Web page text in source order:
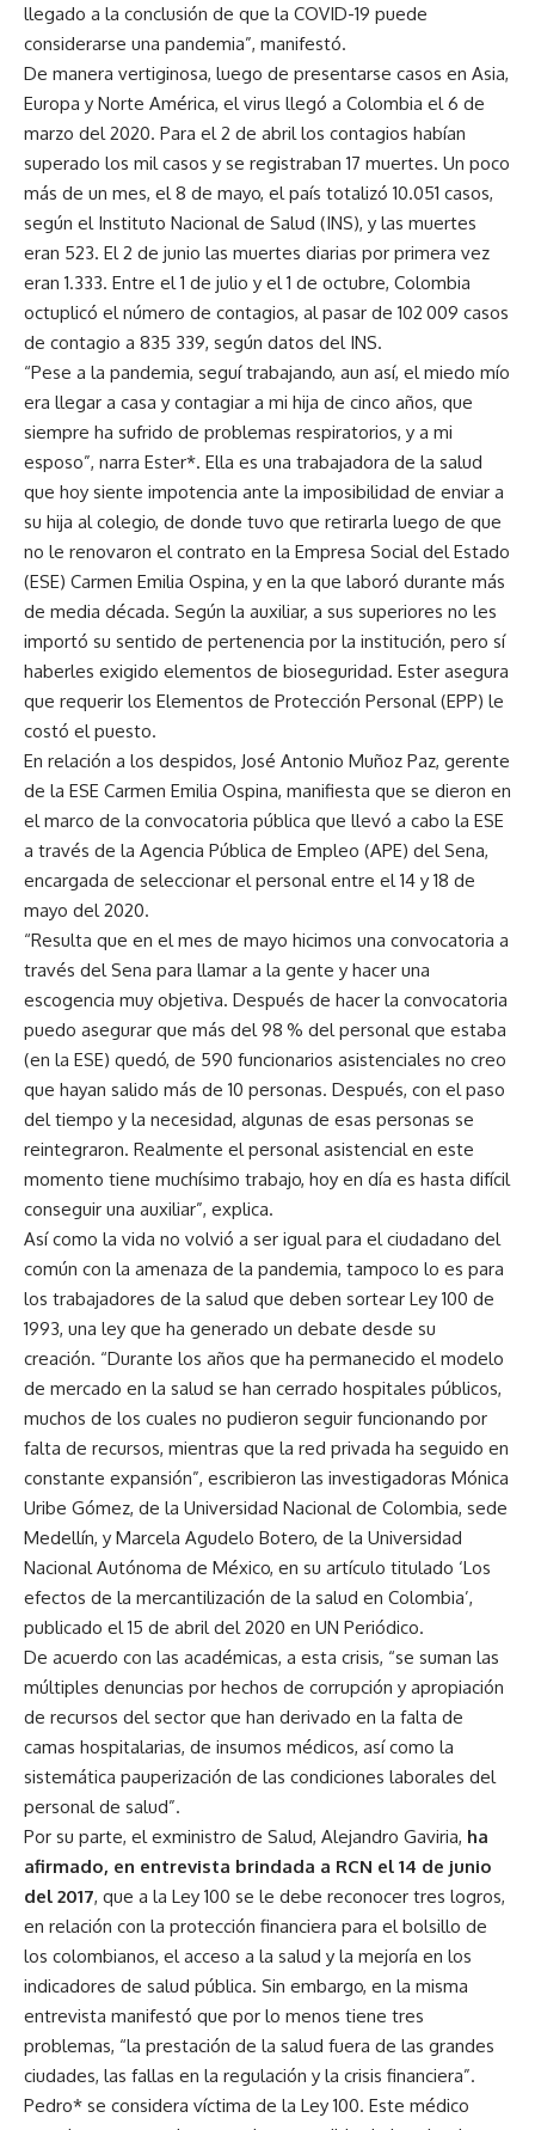
llegado a la conclusión de que la COVID-19 puede
considerarse una pandemia”, manifestó.
De manera vertiginosa, luego de presentarse casos en Asia,
Europa y Norte América, el virus llegó a Colombia el 6 de
marzo del 2020. Para el 2 de abril los contagios habían
superado los mil casos y se registraban 17 muertes. Un poco
más de un mes, el 8 de mayo, el país totalizó 10.051 casos,
según el Instituto Nacional de Salud (INS), y las muertes
eran 523. El 2 de junio las muertes diarias por primera vez
eran 1.333. Entre el 1 de julio y el 1 de octubre, Colombia
octuplicó el número de contagios, al pasar de 102 009 casos
de contagio a 835 339, según datos del INS.
“Pese a la pandemia, seguí trabajando, aun así, el miedo mío
era llegar a casa y contagiar a mi hija de cinco años, que
siempre ha sufrido de problemas respiratorios, y a mi
esposo”, narra Ester*. Ella es una trabajadora de la salud
que hoy siente impotencia ante la imposibilidad de enviar a
su hija al colegio, de donde tuvo que retirarla luego de que
no le renovaron el contrato en la Empresa Social del Estado
(ESE) Carmen Emilia Ospina, y en la que laboró durante más
de media década. Según la auxiliar, a sus superiores no les
importó su sentido de pertenencia por la institución, pero sí
haberles exigido elementos de bioseguridad. Ester asegura
que requerir los Elementos de Protección Personal (EPP) le
costó el puesto.
En relación a los despidos, José Antonio Muñoz Paz, gerente
de la ESE Carmen Emilia Ospina, manifiesta que se dieron en
el marco de la convocatoria pública que llevó a cabo la ESE
a través de la Agencia Pública de Empleo (APE) del Sena,
encargada de seleccionar el personal entre el 14 y 18 de
mayo del 2020.
“Resulta que en el mes de mayo hicimos una convocatoria a
través del Sena para llamar a la gente y hacer una
escogencia muy objetiva. Después de hacer la convocatoria
puedo asegurar que más del 98 % del personal que estaba
(en la ESE) quedó, de 590 funcionarios asistenciales no creo
que hayan salido más de 10 personas. Después, con el paso
del tiempo y la necesidad, algunas de esas personas se
reintegraron. Realmente el personal asistencial en este
momento tiene muchísimo trabajo, hoy en día es hasta difícil
conseguir una auxiliar”, explica.
Así como la vida no volvió a ser igual para el ciudadano del
común con la amenaza de la pandemia, tampoco lo es para
los trabajadores de la salud que deben sortear Ley 100 de
1993, una ley que ha generado un debate desde su
creación. “Durante los años que ha permanecido el modelo
de mercado en la salud se han cerrado hospitales públicos,
muchos de los cuales no pudieron seguir funcionando por
falta de recursos, mientras que la red privada ha seguido en
constante expansión”, escribieron las investigadoras Mónica
Uribe Gómez, de la Universidad Nacional de Colombia, sede
Medellín, y Marcela Agudelo Botero, de la Universidad
Nacional Autónoma de México, en su artículo titulado ‘Los
efectos de la mercantilización de la salud en Colombia’,
publicado el 15 de abril del 2020 en UN Periódico.
De acuerdo con las académicas, a esta crisis, “se suman las
múltiples denuncias por hechos de corrupción y apropiación
de recursos del sector que han derivado en la falta de
camas hospitalarias, de insumos médicos, así como la
sistemática pauperización de las condiciones laborales del
personal de salud”.
Por su parte, el exministro de Salud, Alejandro Gaviria, ha
afirmado, en entrevista brindada a RCN el 14 de junio
del 2017, que a la Ley 100 se le debe reconocer tres logros,
en relación con la protección financiera para el bolsillo de
los colombianos, el acceso a la salud y la mejoría en los
indicadores de salud pública. Sin embargo, en la misma
entrevista manifestó que por lo menos tiene tres
problemas, “la prestación de la salud fuera de las grandes
ciudades, las fallas en la regulación y la crisis financiera”.
Pedro* se considera víctima de la Ley 100. Este médico